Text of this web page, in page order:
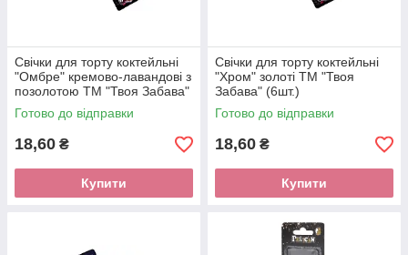
Свічки для торту коктейльні
"Омбре" кремово-лавандові з
позолотою ТМ "Твоя Забава"
(6шт.)
Готово до відправки
18,60 ₴
Купити
Свічки для торту коктейльні
"Хром" золоті ТМ "Твоя
Забава" (6шт.)
Готово до відправки
18,60 ₴
Купити